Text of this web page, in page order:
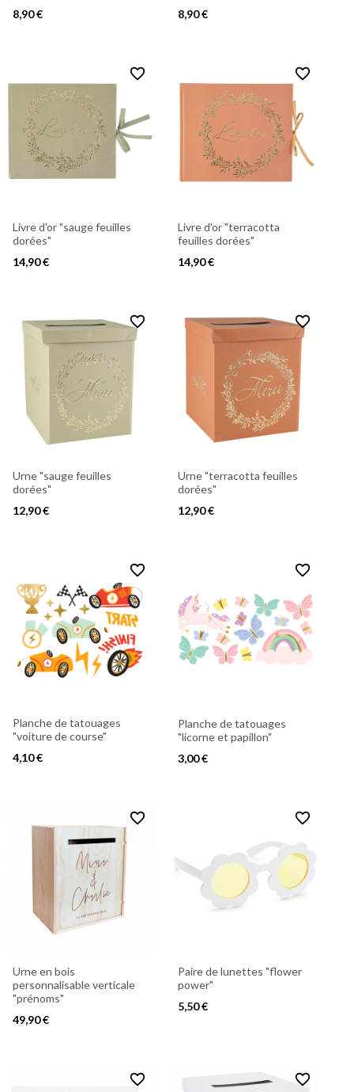
8,90 € 8,90 €
favorite_border
Livre d'or "sauge feuilles
dorées"
14,90 €
favorite_border
Livre d'or "terracotta
feuilles dorées"
14,90 €
favorite_border
Urne "sauge feuilles
dorées"
12,90 €
favorite_border
Urne "terracotta feuilles
dorées"
12,90 €
favorite_border
Planche de tatouages
"voiture de course"
4,10 €
favorite_border
Planche de tatouages
"licorne et papillon"
3,00 €
favorite_border
Urne en bois
personnalisable verticale
"prénoms"
49,90 €
favorite_border
Paire de lunettes "flower
power"
5,50 €
favorite_border favorite_border